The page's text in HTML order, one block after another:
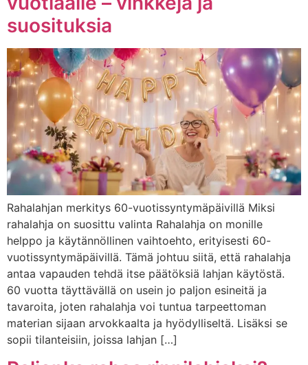
suosituksia
Rahalahjan merkitys 60-vuotissyntymäpäivillä Miksi
rahalahja on suosittu valinta Rahalahja on monille
helppo ja käytännöllinen vaihtoehto, erityisesti 60-
vuotissyntymäpäivillä. Tämä johtuu siitä, että rahalahja
antaa vapauden tehdä itse päätöksiä lahjan käytöstä.
60 vuotta täyttävällä on usein jo paljon esineitä ja
tavaroita, joten rahalahja voi tuntua tarpeettoman
materian sijaan arvokkaalta ja hyödylliseltä. Lisäksi se
sopii tilanteisiin, joissa lahjan […]